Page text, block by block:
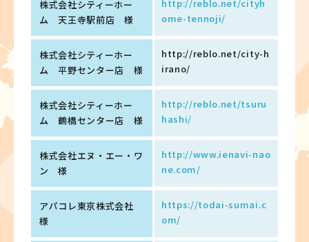
株式会社シティーホー
ム 天王寺駅前店 様
http://reblo.net/cityh
ome-tennoji/
株式会社シティーホー
ム 平野センター店 様
http://reblo.net/city-h
irano/
株式会社シティーホー
ム 鶴橋センター店 様
http://reblo.net/tsuru
hashi/
株式会社エヌ・エー・ワ
ン 様
http://www.ienavi-nao
ne.com/
アパコレ東京株式会社
様
https://todai-sumai.c
om/